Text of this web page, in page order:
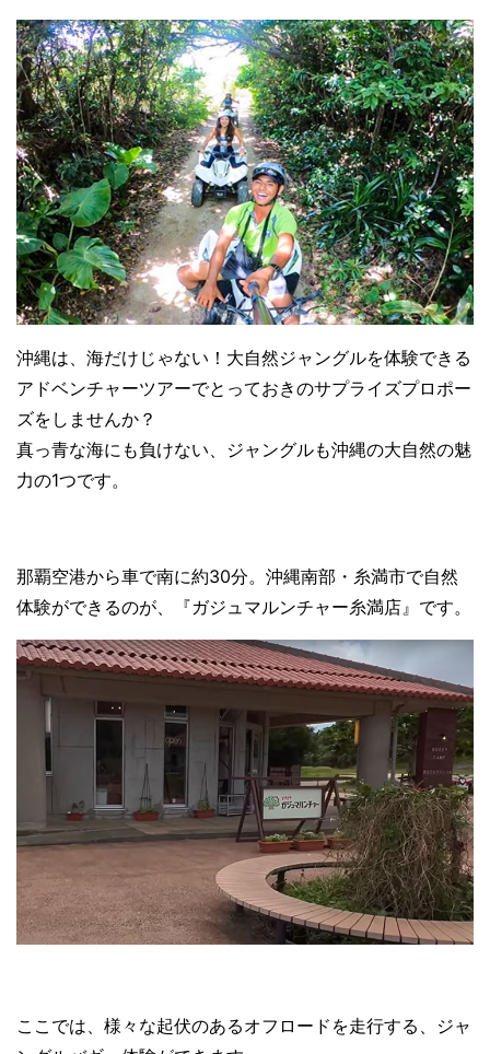
沖縄は、海だけじゃない！大自然ジャングルを体験できる
アドベンチャーツアーでとっておきのサプライズプロポー
ズをしませんか？
真っ青な海にも負けない、ジャングルも沖縄の大自然の魅
力の1つです。
那覇空港から車で南に約30分。沖縄南部・糸満市で自然
体験ができるのが、『ガジュマルンチャー糸満店』です。
ここでは、様々な起伏のあるオフロードを走行する、ジャ